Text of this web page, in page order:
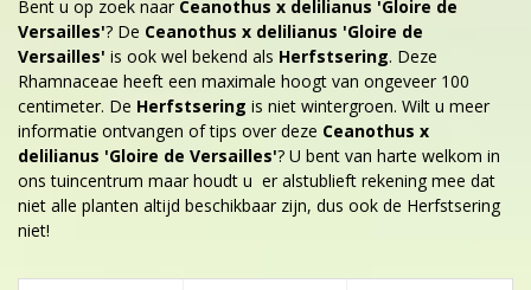
Bent u op zoek naar Ceanothus x delilianus 'Gloire de
Versailles'? De Ceanothus x delilianus 'Gloire de
Versailles' is ook wel bekend als Herfstsering. Deze
Rhamnaceae heeft een maximale hoogt van ongeveer 100
centimeter. De Herfstsering is niet wintergroen. Wilt u meer
informatie ontvangen of tips over deze Ceanothus x
delilianus 'Gloire de Versailles'? U bent van harte welkom in
ons tuincentrum maar houdt u er alstublieft rekening mee dat
niet alle planten altijd beschikbaar zijn, dus ook de Herfstsering
niet!